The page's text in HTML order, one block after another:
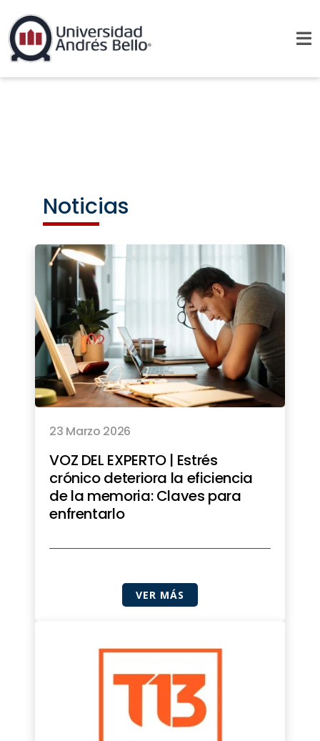
Noticias
23 Marzo 2026
VOZ DEL EXPERTO | Estrés
crónico deteriora la eficiencia
de la memoria: Claves para
enfrentarlo
VER MÁS